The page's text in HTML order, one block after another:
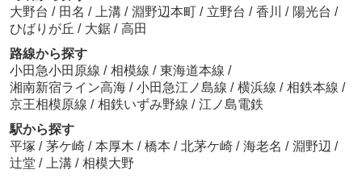
大野台 / 田名 / 上溝 / 淵野辺本町 / 立野台 / 香川 / 陽光台 /
ひばりが丘 / 大鋸 / 高田
路線から探す
小田急小田原線 / 相模線 / 東海道本線 /
湘南新宿ライン高海 / 小田急江ノ島線 / 横浜線 / 相鉄本線 /
京王相模原線 / 相鉄いずみ野線 / 江ノ島電鉄
駅から探す
平塚 / 茅ケ崎 / 本厚木 / 橋本 / 北茅ケ崎 / 海老名 / 淵野辺 /
辻堂 / 上溝 / 相模大野